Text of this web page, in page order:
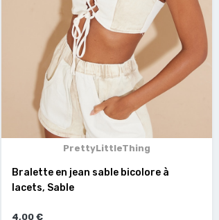
PrettyLittleThing
Bralette en jean sable bicolore à
lacets, Sable
4,00 €